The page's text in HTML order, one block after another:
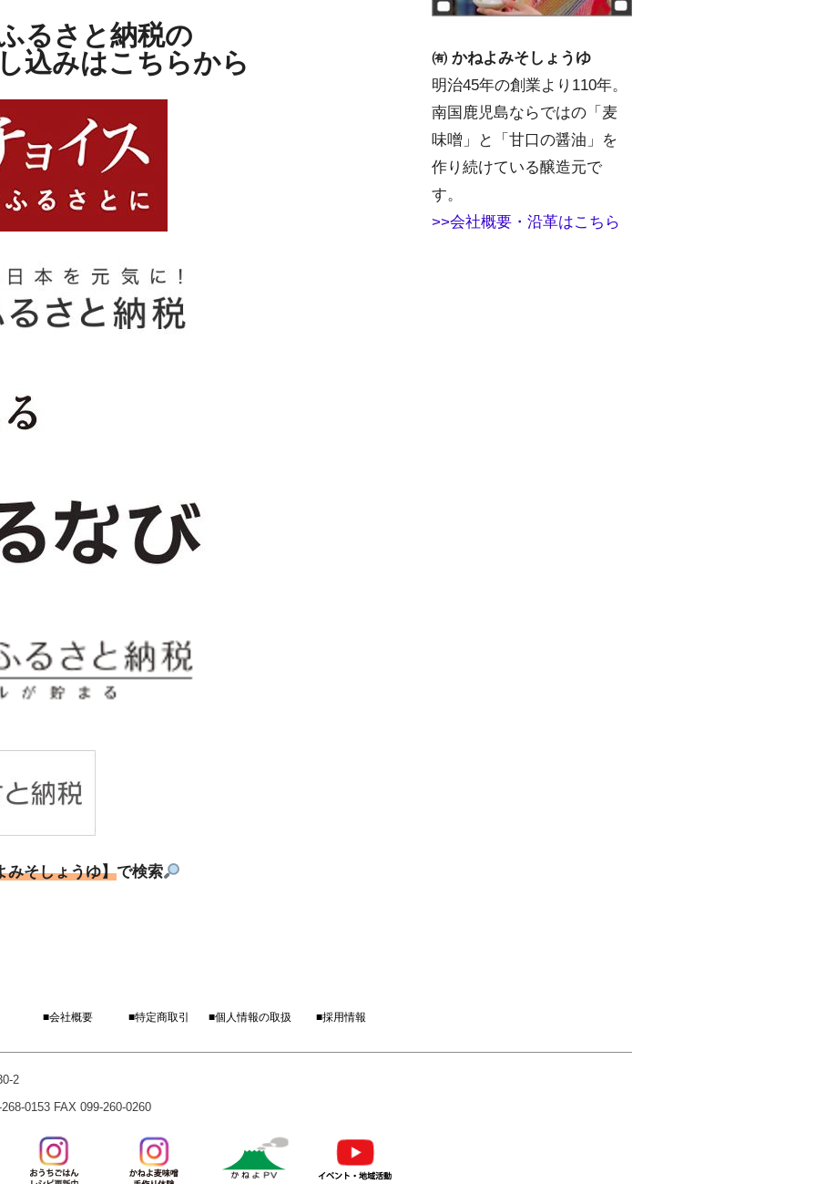
るさと納税の
込みはこちらから
そしょうゆ】で検索
㈲ かねよみそしょうゆ
明治45年の創業より110年。
南国鹿児島ならではの「麦
味噌」と「甘口の醤油」を
作り続けている醸造元で
す。
>>会社概要・沿革はこちら
■会社概要 ■特定商取引 ■個人情報の取扱 ■採用情報
2
0153 FAX 099-260-0260